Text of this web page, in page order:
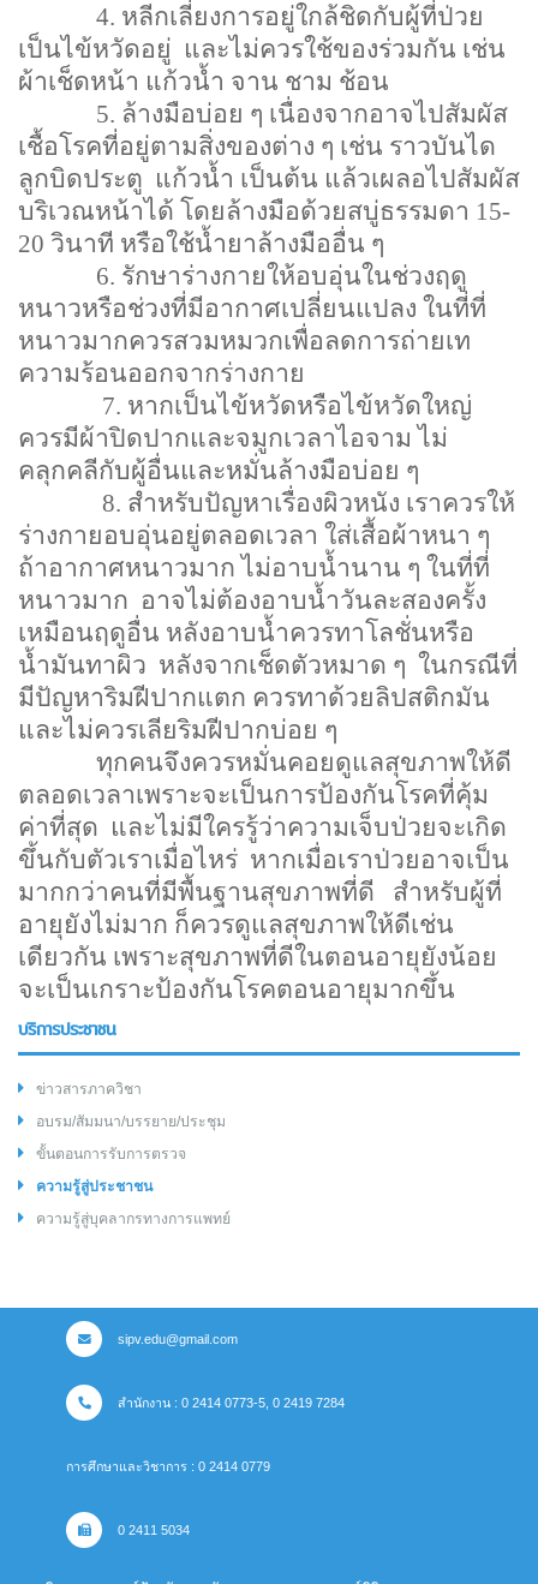
4. หลีกเลี่ยงการอยู่ใกล้ชิดกับผู้ที่ป่วย
เป็นไข้หวัดอยู่ และไม่ควรใช้ของร่วมกัน เช่น
ผ้าเช็ดหน้า แก้วน้ำ จาน ชาม ช้อน
5. ล้างมือบ่อย ๆ เนื่องจากอาจไปสัมผัส
เชื้อโรคที่อยู่ตามสิ่งของต่าง ๆ เช่น ราวบันได
ลูกบิดประตู แก้วน้ำ เป็นต้น แล้วเผลอไปสัมผัส
บริเวณหน้าได้ โดยล้างมือด้วยสบู่ธรรมดา 15-
20 วินาที หรือใช้น้ำยาล้างมืออื่น ๆ
6. รักษาร่างกายให้อบอุ่นในช่วงฤดู
หนาวหรือช่วงที่มีอากาศเปลี่ยนแปลง ในที่ที่
หนาวมากควรสวมหมวกเพื่อลดการถ่ายเท
ความร้อนออกจากร่างกาย
7. หากเป็นไข้หวัดหรือไข้หวัดใหญ่
ควรมีผ้าปิดปากและจมูกเวลาไอจาม ไม่
คลุกคลีกับผู้อื่นและหมั่นล้างมือบ่อย ๆ
8. สำหรับปัญหาเรื่องผิวหนัง เราควรให้
ร่างกายอบอุ่นอยู่ตลอดเวลา ใส่เสื้อผ้าหนา ๆ
ถ้าอากาศหนาวมาก ไม่อาบน้ำนาน ๆ ในที่ที่
หนาวมาก อาจไม่ต้องอาบน้ำวันละสองครั้ง
เหมือนฤดูอื่น หลังอาบน้ำควรทาโลชั่นหรือ
น้ำมันทาผิว หลังจากเช็ดตัวหมาด ๆ ในกรณีที่
มีปัญหาริมฝีปากแตก ควรทาด้วยลิปสติกมัน
และไม่ควรเลียริมฝีปากบ่อย ๆ
ทุกคนจึงควรหมั่นคอยดูแลสุขภาพให้ดี
ตลอดเวลาเพราะจะเป็นการป้องกันโรคที่คุ้ม
ค่าที่สุด และไม่มีใครรู้ว่าความเจ็บป่วยจะเกิด
ขึ้นกับตัวเราเมื่อไหร่ หากเมื่อเราป่วยอาจเป็น
มากกว่าคนที่มีพื้นฐานสุขภาพที่ดี
สำหรับผู้ที่
อายุยังไม่มาก ก็ควรดูแลสุขภาพให้ดีเช่น
เดียวกัน เพราะสุขภาพที่ดีในตอนอายุยังน้อย
จะเป็นเกราะป้องกันโรคตอนอายุมากขึ้น
บริการประชาชน
ข่าวสารภาควิชา
อบรม/สัมมนา/บรรยาย/ประชุม
ขั้นตอนการรับการตรวจ
ความรู้สู่ประชาชน
ความรู้สู่บุคลากรทางการแพทย์
sipv.edu@gmail.com
สำนักงาน : 0 2414 0773-5, 0 2419 7284
การศึกษาและวิชาการ : 0 2414 0779
0 2411 5034